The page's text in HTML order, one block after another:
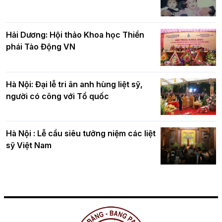
Hải Dương: Hội thảo Khoa học Thiền
phái Tào Động VN
Hà Nội: Đại lễ tri ân anh hùng liệt sỹ,
người có công với Tổ quốc
Hà Nội : Lễ cầu siêu tưởng niệm các liệt
sỹ Việt Nam